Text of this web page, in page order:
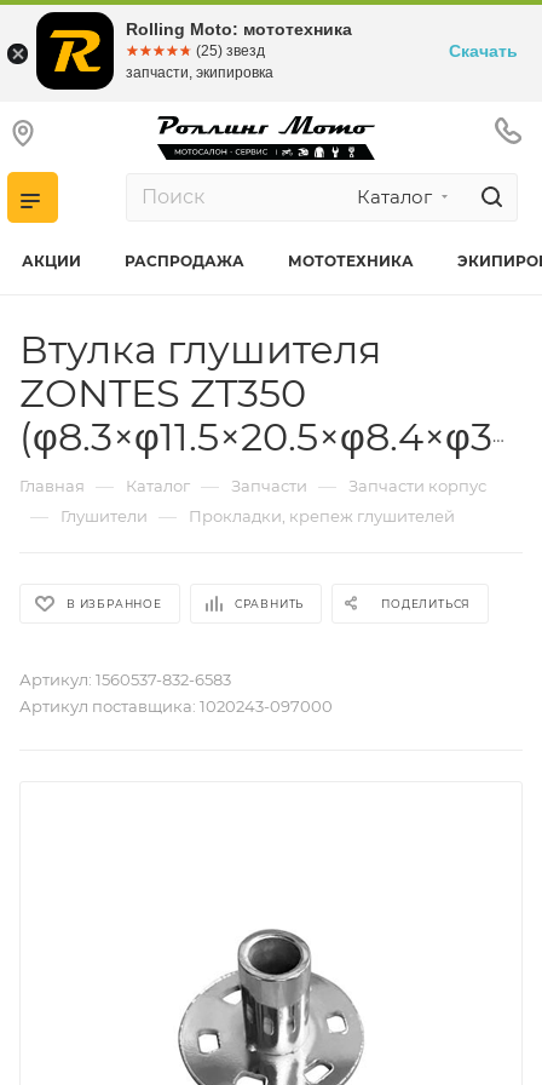
Каталог
АКЦИИ РАСПРОДАЖА МОТОТЕХНИКА
Втулка глушителя
ZONTES ZT350
(φ8.3×φ11.5×20.5×φ8.4×φ33×1.5)
Главная — Каталог — Запчасти — Запчасти корпус
— Глушители — Прокладки, крепеж глушителей
В ИЗБРАННОЕ СРАВНИТЬ ПОДЕЛИТЬСЯ
Артикул: 1560537-832-6583
Артикул поставщика: 1020243-097000
Rolling Moto: мототехника
☆☆☆☆☆
★★★★★ (25) звезд
запчасти, экипировка
Скачать